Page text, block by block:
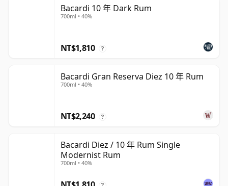
Bacardi 10 年 Dark Rum
700ml • 40%
NT$1,810 ?
Bacardi Gran Reserva Diez 10 年 Rum
700ml • 40%
NT$2,240 ?
Bacardi Diez / 10 年 Rum Single
Modernist Rum
700ml • 40%